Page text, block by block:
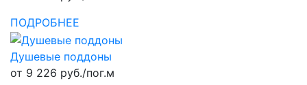
ПОДРОБНЕЕ
Душевые поддоны
от 9 226 руб./пог.м